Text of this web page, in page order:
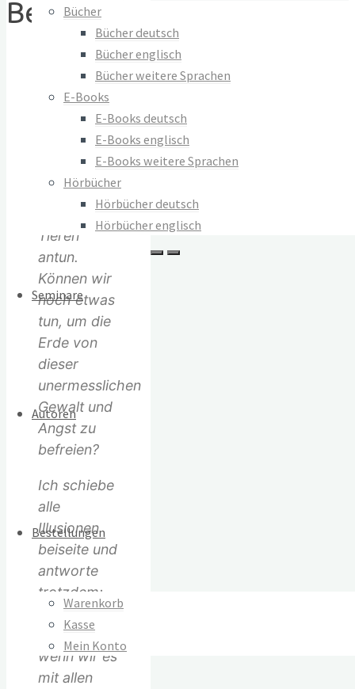
Bücher
Bücher deutsch
Bücher englisch
Bücher weitere Sprachen
E-Books
E-Books deutsch
E-Books englisch
E-Books weitere Sprachen
Hörbücher
Hörbücher deutsch
Hörbücher englisch
Seminare
Autoren
Bestellungen
Warenkorb
Kasse
Mein Konto
Beschreibung
unvorstellbar,
was
Menschen
gegenseitig
antun und
Tieren
antun.
Können wir
noch etwas
tun, um die
Erde von
dieser
unermesslichen
Gewalt und
Angst zu
befreien?
Ich schiebe
alle
Illusionen
beiseite und
antworte
trotzdem:
Ja, wir
können es,
wenn wir es
mit allen
AGB
Widerrufsrecht
Datenschutz
Vertrag widerrufen
© 2023–2026 Verlag Meiga